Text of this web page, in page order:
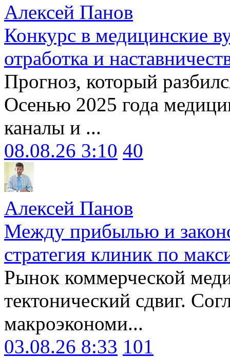
Алексей Панов
Конкурс в медицинские
отработка и
Прогноз, который
Осенью 2025 года
каналы и ...
08.08.26 3:10 40
Алексей Панов
Между прибылью и
стратегия клиник по
Рынок коммерческой
тектонический сдвиг.
макроэкономи...
03.08.26 8:33 101